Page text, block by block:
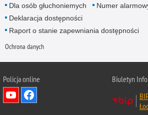
Dla osób głuchoniemych
Numer
Deklaracja dostępności
Raport o stanie zapewniania dostępności
Ochrona danych
Policja online
Biuletyn